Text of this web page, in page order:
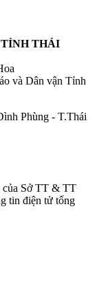
THÁI
và Dân vận Tỉnh
Phùng - T.Thái
của Sở TT & TT
tin điện tử tổng